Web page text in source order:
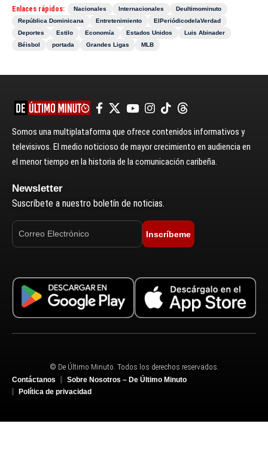
Enlaces rápidos: Nacionales Internacionales
Deultimominuto
República Dominicana
Entretenimiento
ElPeriódicodelaVerdad
Deportes
Estilo Economía Estados Unidos
Luis Abinader
Béisbol
portada Grandes Ligas MLB
Somos una multiplataforma que ofrece contenidos informativos y
televisivos. El medio noticioso de mayor crecimiento en audiencia en
el menor tiempo en la historia de la comunicación caribeña.
Newsletter
Suscríbete a nuestro boletín de noticias.
Inscríbeme
© De Último Minuto. Todos los derechos reservados.
Contáctanos
Sobre Nosotros – De Último Minuto
Política de privacidad